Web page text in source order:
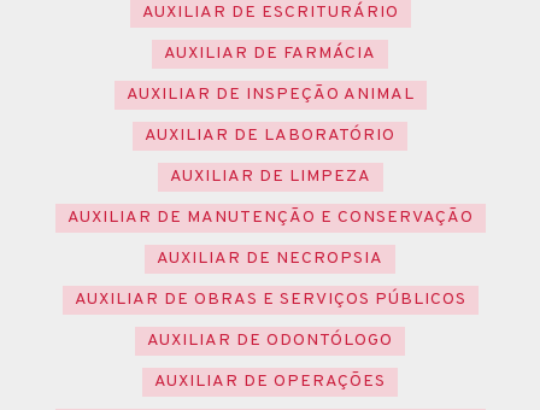
AUXILIAR DE ESCRITURÁRIO
AUXILIAR DE FARMÁCIA
AUXILIAR DE INSPEÇÃO ANIMAL
AUXILIAR DE LABORATÓRIO
AUXILIAR DE LIMPEZA
AUXILIAR DE MANUTENÇÃO E CONSERVAÇÃO
AUXILIAR DE NECROPSIA
AUXILIAR DE OBRAS E SERVIÇOS PÚBLICOS
AUXILIAR DE ODONTÓLOGO
AUXILIAR DE OPERAÇÕES